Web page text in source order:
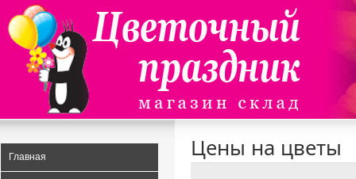
Data security A Risk Free and Transparent Option
Цены на цветы
Главная